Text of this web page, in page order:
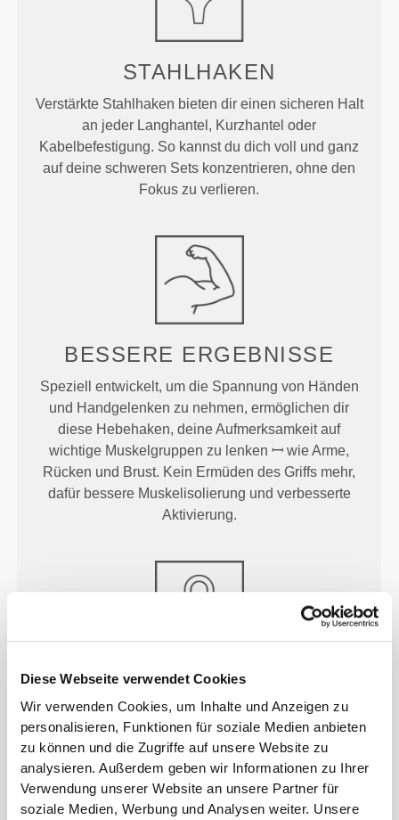
Diese Webseite verwendet Cookies
Wir verwenden Cookies, um Inhalte und Anzeigen zu
personalisieren, Funktionen für soziale Medien anbieten
zu können und die Zugriffe auf unsere Website zu
analysieren. Außerdem geben wir Informationen zu Ihrer
Verwendung unserer Website an unsere Partner für
soziale Medien, Werbung und Analysen weiter. Unsere
STAHLHAKEN
Verstärkte Stahlhaken bieten dir einen sicheren Halt
an jeder Langhantel, Kurzhantel oder
Kabelbefestigung. So kannst du dich voll und ganz
auf deine schweren Sets konzentrieren, ohne den
Fokus zu verlieren.
BESSERE ERGEBNISSE
Speziell entwickelt, um die Spannung von Händen
und Handgelenken zu nehmen, ermöglichen dir
diese Hebehaken, deine Aufmerksamkeit auf
wichtige Muskelgruppen zu lenken ꟷ wie Arme,
Rücken und Brust. Kein Ermüden des Griffs mehr,
dafür bessere Muskelisolierung und verbesserte
Aktivierung.
SICHERER HALT
Dank verstellbarer Klettverschlüsse lässt sich die
Passform individuell anpassen, während sie
optimalen Halt und Unterstützung für deine
Handgelenke bieten.